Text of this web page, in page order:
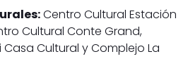
Centro Cultural Estación
Cultural Conte Grand,
Cultural y Complejo La